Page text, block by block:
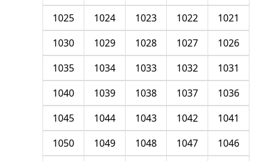
1021
1022
1023
1024
1025
1026
1027
1028
1029
1030
1031
1032
1033
1034
1035
1036
1037
1038
1039
1040
1041
1042
1043
1044
1045
1046
1047
1048
1049
1050